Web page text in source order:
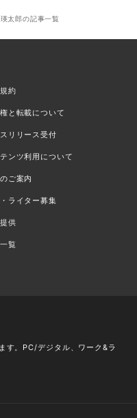
太郎の記事一覧
約
と転載について
リリース受付
ンツ利用について
ご案内
ライター募集
供
覧
す。PC/デジタル、ワーク&ラ